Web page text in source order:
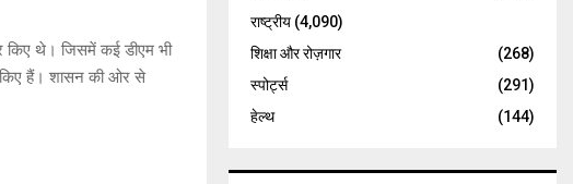
किए थे। जिसमें कई डीएम भी
किए हैं। शासन की ओर से
राष्ट्रीय (4,090)
शिक्षा और रोज़गार
(268)
स्पोर्ट्स
(291)
हेल्थ
(144)